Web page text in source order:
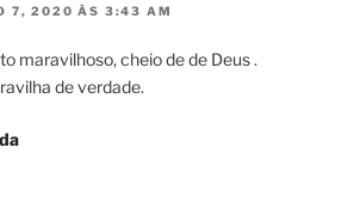
7, 2020 ÀS 3:43 AM
maravilhoso, cheio de de Deus .
de verdade.